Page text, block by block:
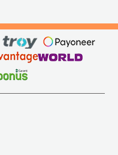
keserek görüş
1967 Yılları Arasındaki T1
1979 Yılları Arasındaki T2